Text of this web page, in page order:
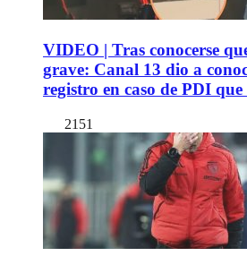
VIDEO | Tras conocerse
grave: Canal 13 dio a
registro en caso de PDI que
2151